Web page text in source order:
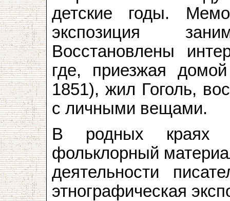
детские годы.
экспозиция
Восстановлены
где, приезжая
1851), жил Гоголь,
с личными вещами.
В родных краях
фольклорный
деятельности
этнографическая